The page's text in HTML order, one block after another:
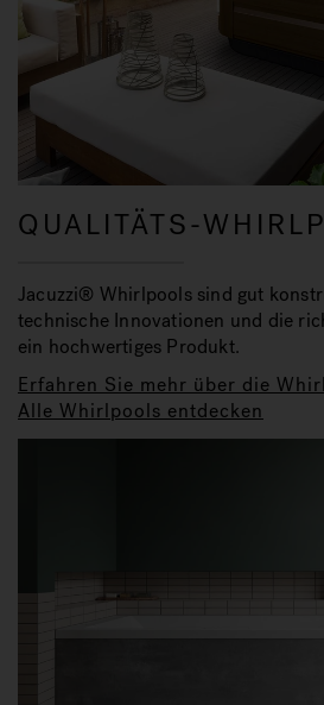
QUALITÄTS-
Jacuzzi® Whirlpools sind gut
technische Innovationen und die
ein hochwertiges Produkt.
Erfahren Sie mehr über die
Alle Whirlpools entdecken